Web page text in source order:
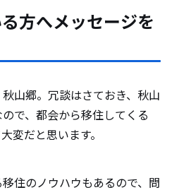
方へメッセージを
山郷。冗談はさておき、秋山
で、都会から移住してくる
変だと思います。
住のノウハウもあるので、問